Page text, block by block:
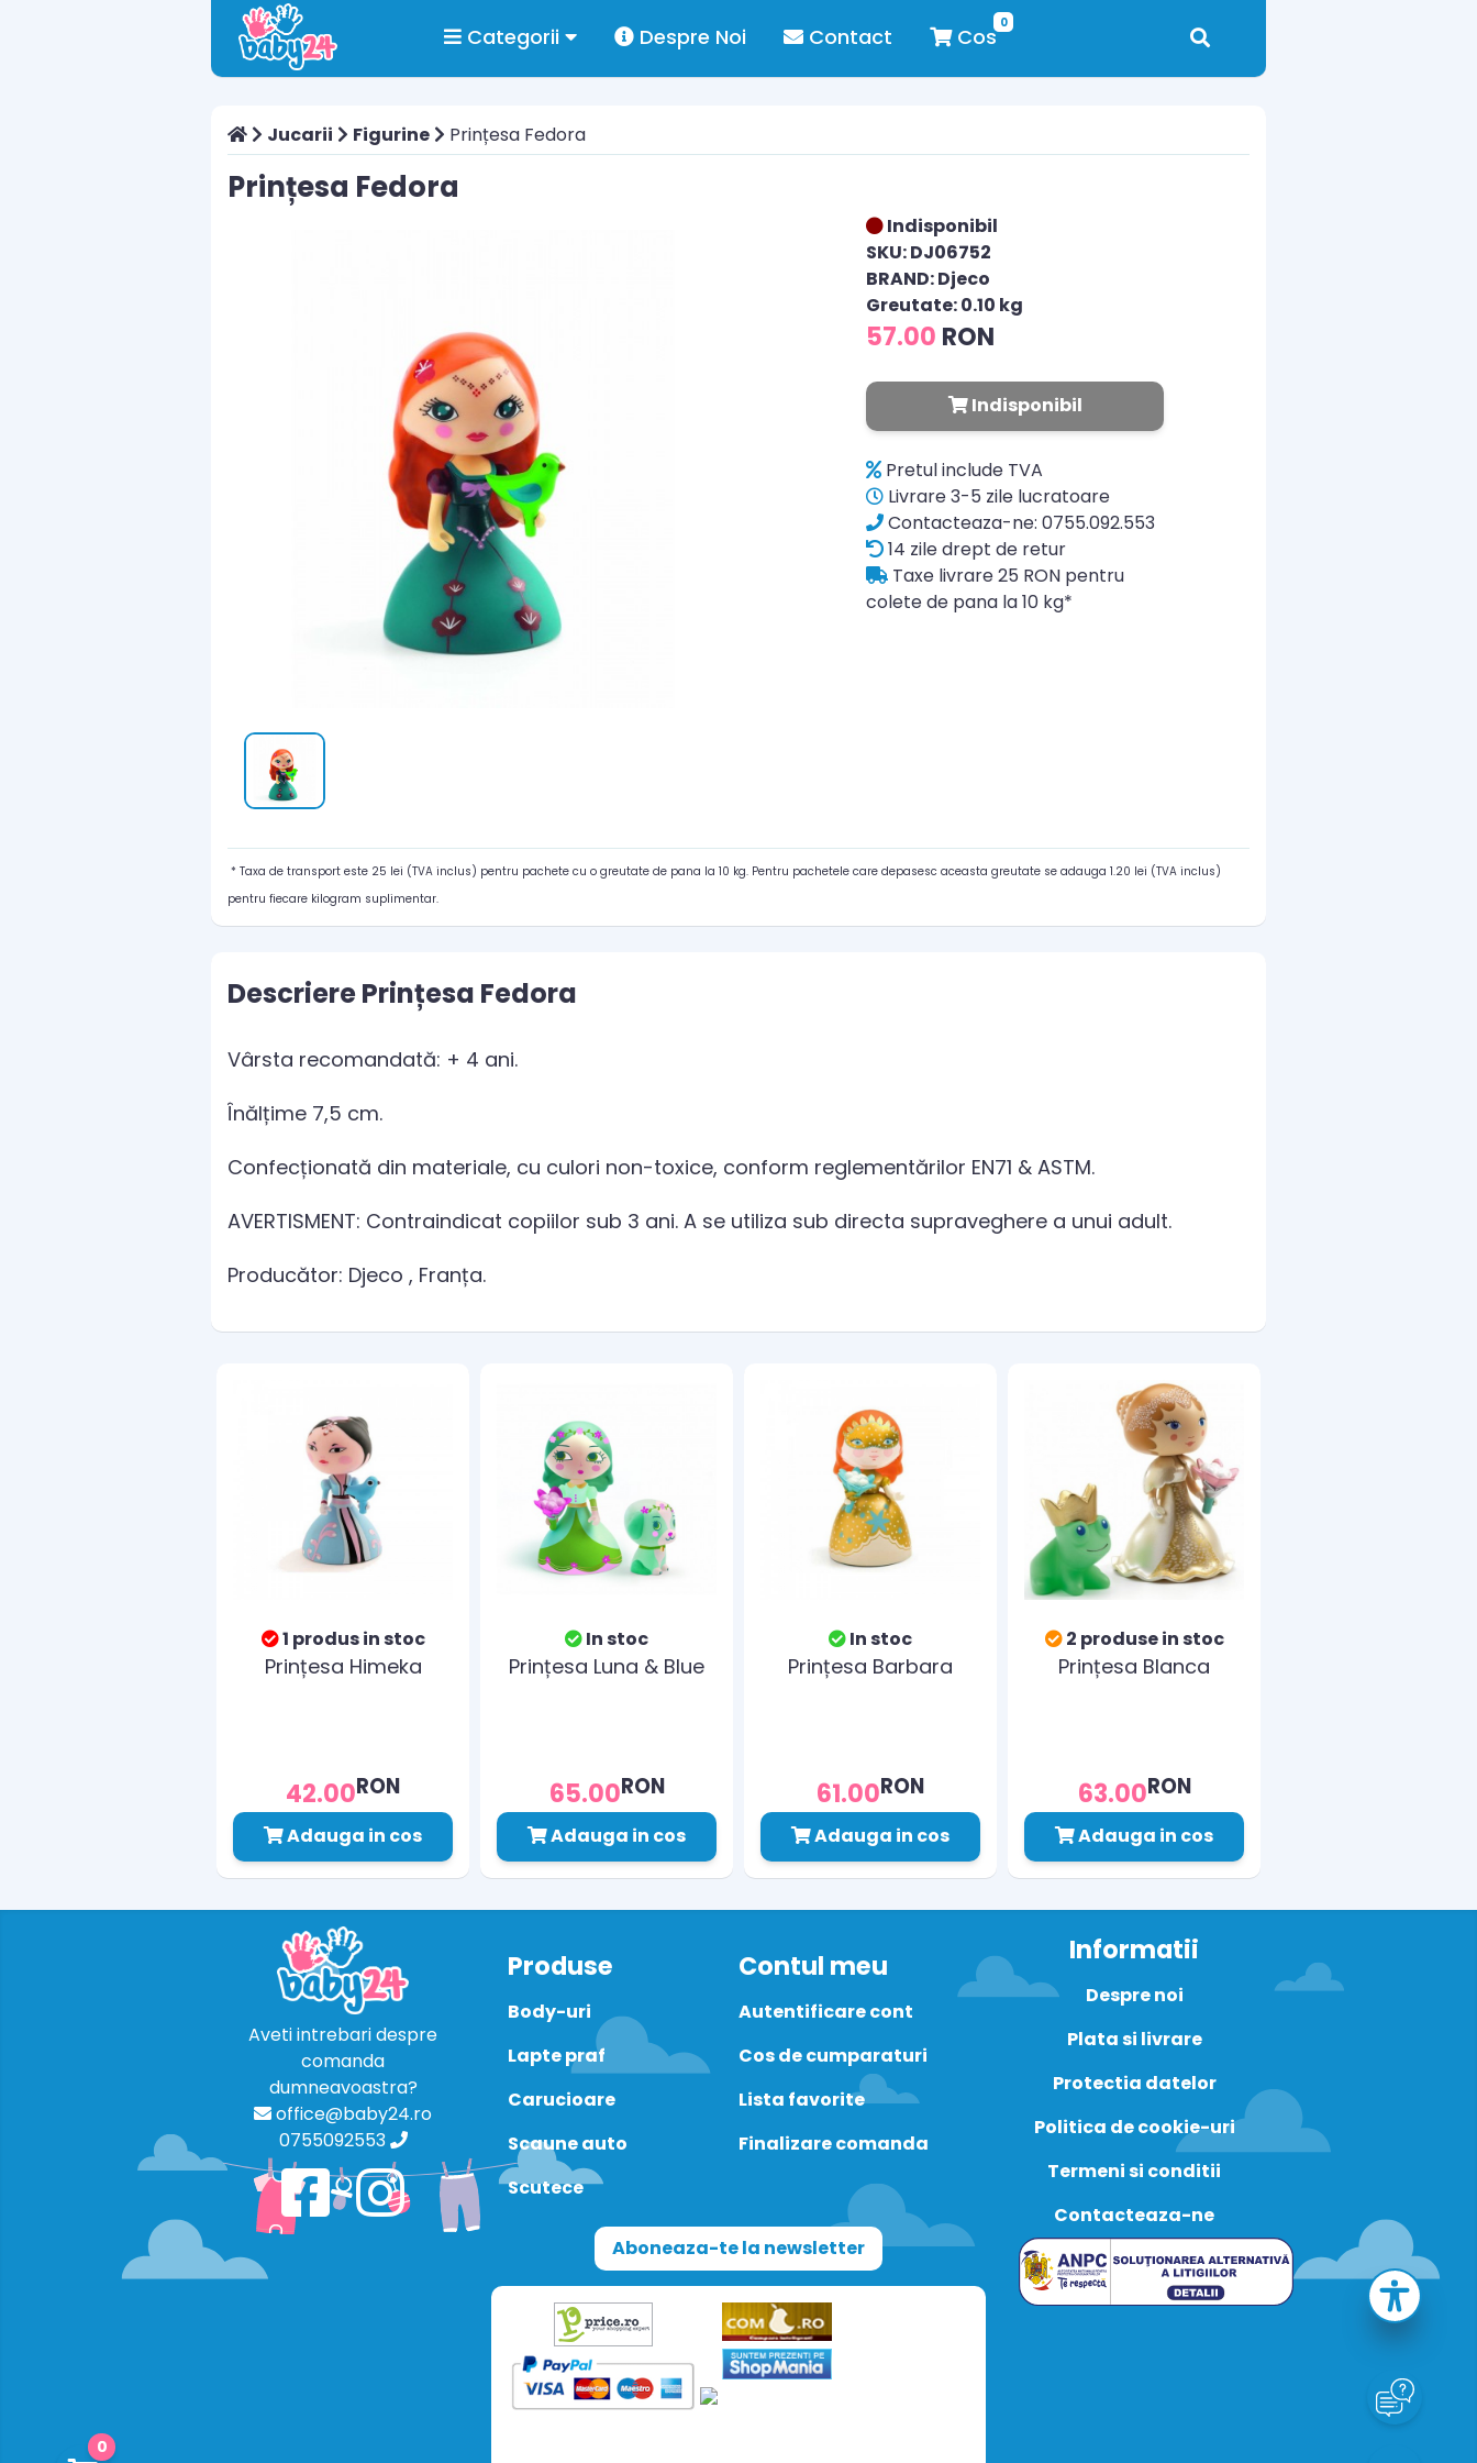
Categorii Despre Noi Contact
0
Cos
0
Jucarii Figurine Prințesa Fedora
Prințesa Fedora
Indisponibil
SKU: DJ06752
BRAND: Djeco
Greutate: 0.10 kg
57.00 RON
Indisponibil
Pretul include TVA
Livrare 3-5 zile lucratoare
Contacteaza-ne: 0755.092.553
14 zile drept de retur
Taxe livrare 25 RON pentru
colete de pana la 10 kg*
* Taxa de transport este 25 lei (TVA inclus) pentru pachete cu o greutate de pana la 10 kg. Pentru pachetele care depasesc aceasta greutate se adauga 1.20 lei (TVA inclus)
pentru fiecare kilogram suplimentar.
Descriere Prințesa Fedora
Vârsta recomandată: + 4 ani.
Înălțime 7,5 cm.
Confecționată din materiale, cu culori non-toxice, conform reglementărilor EN71 & ASTM.
AVERTISMENT: Contraindicat copiilor sub 3 ani. A se utiliza sub directa supraveghere a unui adult.
Producător: Djeco , Franța.
1 produs in stoc
Prințesa Himeka
42.00RON
Adauga in cos
In stoc
Prințesa Luna & Blue
65.00RON
Adauga in cos
In stoc
Prințesa Barbara
61.00RON
Adauga in cos
2 produse in stoc
Prințesa Blanca
63.00RON
Adauga in cos
Aveti intrebari despre
comanda
dumneavoastra?
office@baby24.ro
0755092553
Produse
Body-uri
Lapte praf
Carucioare
Scaune auto
Scutece
Contul meu
Autentificare cont
Cos de cumparaturi
Lista favorite
Finalizare comanda
Aboneaza-te la newsletter
Informatii
Despre noi
Plata si livrare
Protectia datelor
Politica de cookie-uri
Termeni si conditii
Contacteaza-ne